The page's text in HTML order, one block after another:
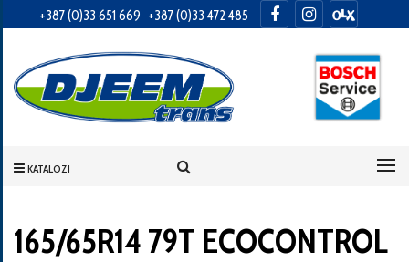
+387 (0)33 651 669 +387 (0)33 472 485
KATALOZI
Informacije
o
165/65R14 79T ECOCONTROL